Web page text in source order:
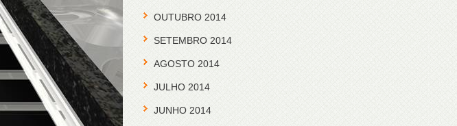
OUTUBRO 2014
SETEMBRO 2014
AGOSTO 2014
JULHO 2014
JUNHO 2014